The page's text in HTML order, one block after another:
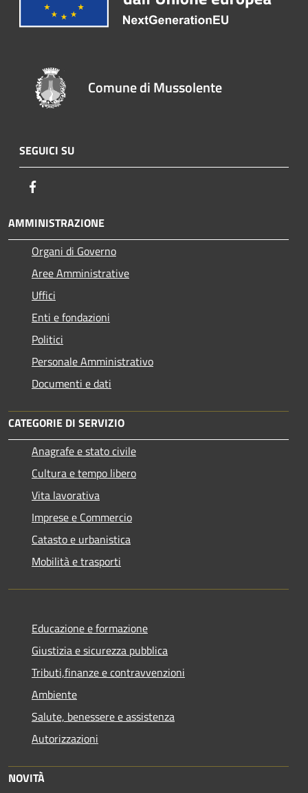
Comune di Mussolente
SEGUICI SU
AMMINISTRAZIONE
Organi di Governo
Aree Amministrative
Uffici
Enti e fondazioni
Politici
Personale Amministrativo
Documenti e dati
CATEGORIE DI SERVIZIO
Anagrafe e stato civile
Cultura e tempo libero
Vita lavorativa
Imprese e Commercio
Catasto e urbanistica
Mobilità e trasporti
Educazione e formazione
Giustizia e sicurezza pubblica
Tributi,finanze e contravvenzioni
Ambiente
Salute, benessere e assistenza
Autorizzazioni
NOVITÀ